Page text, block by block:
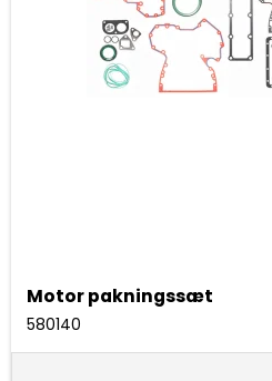
Motor pakningssæt
580140